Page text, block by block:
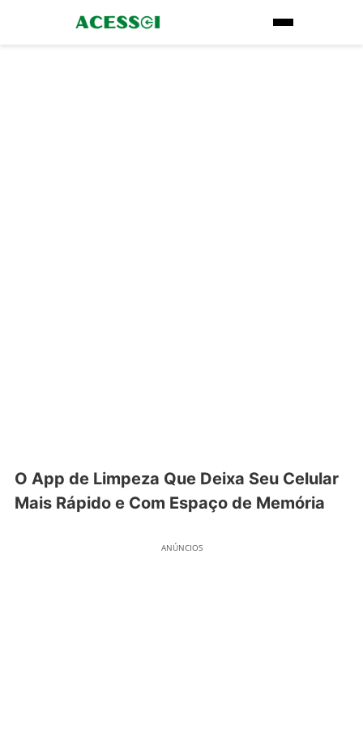
O App de Limpeza Que Deixa Seu Celular
Mais Rápido e Com Espaço de Memória
ANÚNCIOS